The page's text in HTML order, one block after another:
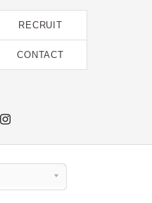
2022年4月 [3]
2020年8月 [1]
2019年11月 [2]
RECRUIT
CONTACT